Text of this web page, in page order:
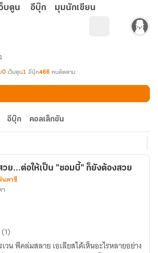
บตูน อีบุ๊ก มุมนักเขียน
0 เว็บตูน1 อีบุ๊ก466 คนติดตาม
อีบุ๊ก คอลเล็กชัน
วย...ต่อให้เป็น "ซอมบี้" ก็ยังต้องสวย
ตาซี
า
เวน พีคล่มสลาย เอเลียสได้เห็นอะไรหลายอย่าง